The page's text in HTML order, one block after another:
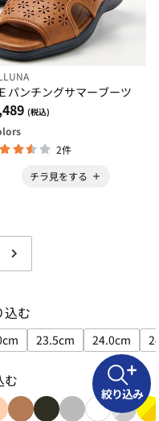
パンチングサマーブーツ
(税込)
2件
チラ見をする
込む
込み: 22.5cm
イズで絞り込み: 23.0cm
23.5cm
サイズで絞り込み:
24.0cm
サイズ
む
絞り込み